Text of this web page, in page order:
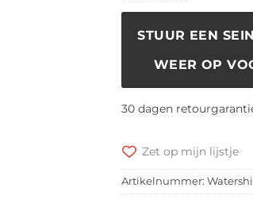
STUUR EEN
WEER OP
30 dagen
Zet op mijn lijstje
Artikelnummer: